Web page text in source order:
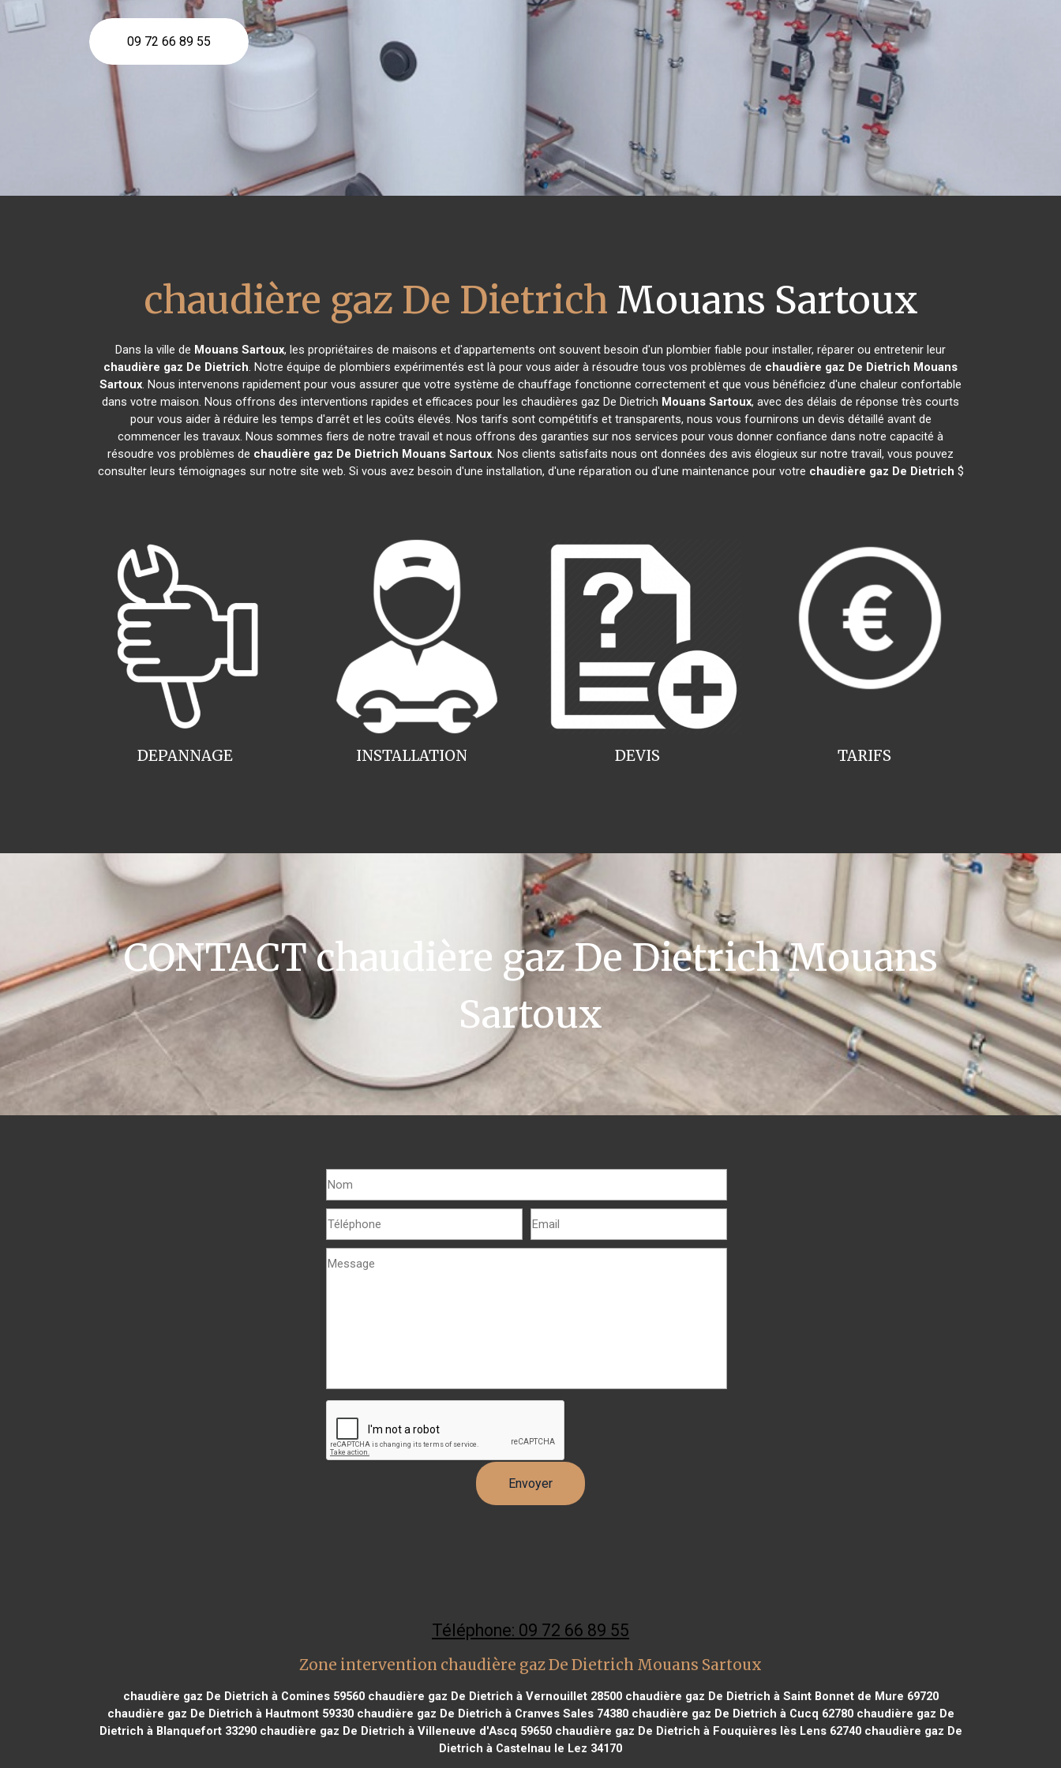
09 72 66 89 55
chaudière gaz De Dietrich Mouans Sartoux
Dans la ville de Mouans Sartoux, les propriétaires de maisons et d'appartements ont souvent besoin d'un plombier fiable pour installer, réparer ou entretenir leur
chaudière gaz De Dietrich. Notre équipe de plombiers expérimentés est là pour vous aider à résoudre tous vos problèmes de chaudière gaz De Dietrich Mouans
Sartoux. Nous intervenons rapidement pour vous assurer que votre système de chauffage fonctionne correctement et que vous bénéficiez d'une chaleur confortable
dans votre maison. Nous offrons des interventions rapides et efficaces pour les chaudières gaz De Dietrich Mouans Sartoux, avec des délais de réponse très courts
pour vous aider à réduire les temps d'arrêt et les coûts élevés. Nos tarifs sont compétitifs et transparents, nous vous fournirons un devis détaillé avant de
commencer les travaux. Nous sommes fiers de notre travail et nous offrons des garanties sur nos services pour vous donner confiance dans notre capacité à
résoudre vos problèmes de chaudière gaz De Dietrich Mouans Sartoux. Nos clients satisfaits nous ont données des avis élogieux sur notre travail, vous pouvez
consulter leurs témoignages sur notre site web. Si vous avez besoin d'une installation, d'une réparation ou d'une maintenance pour votre chaudière gaz De Dietrich $
INSTALLATION
DEPANNAGE TARIFS
DEVIS
CONTACT chaudière gaz De Dietrich Mouans
Sartoux
Téléphone: 09 72 66 89 55
Zone intervention chaudière gaz De Dietrich Mouans Sartoux
chaudière gaz De Dietrich à Comines 59560chaudière gaz De Dietrich à Vernouillet 28500chaudière gaz De Dietrich à Saint Bonnet de Mure 69720
chaudière gaz De Dietrich à Hautmont 59330chaudière gaz De Dietrich à Cranves Sales 74380chaudière gaz De Dietrich à Cucq 62780chaudière gaz De
Dietrich à Blanquefort 33290chaudière gaz De Dietrich à Villeneuve d'Ascq 59650chaudière gaz De Dietrich à Fouquières lès Lens 62740chaudière gaz De
Dietrich à Castelnau le Lez 34170